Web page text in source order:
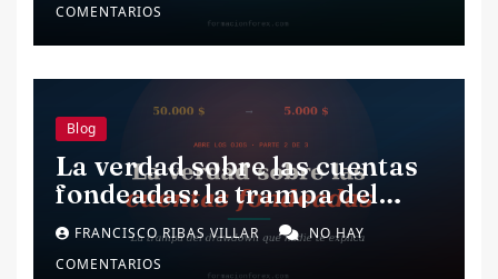
COMENTARIOS
Blog
La verdad sobre las cuentas
fondeadas: la trampa del
drawdown.
FRANCISCO RIBAS VILLAR
NO HAY
COMENTARIOS